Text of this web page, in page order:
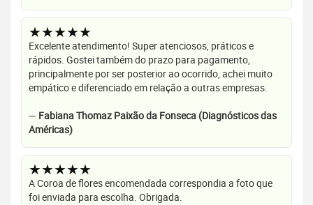
★★★★★
Excelente atendimento! Super atenciosos, práticos e
rápidos. Gostei também do prazo para pagamento,
principalmente por ser posterior ao ocorrido, achei muito
empático e diferenciado em relação a outras empresas.
— Fabiana Thomaz Paixão da Fonseca (Diagnósticos das
Américas)
★★★★★
A Coroa de flores encomendada correspondia a foto que
foi enviada para escolha. Obrigada.